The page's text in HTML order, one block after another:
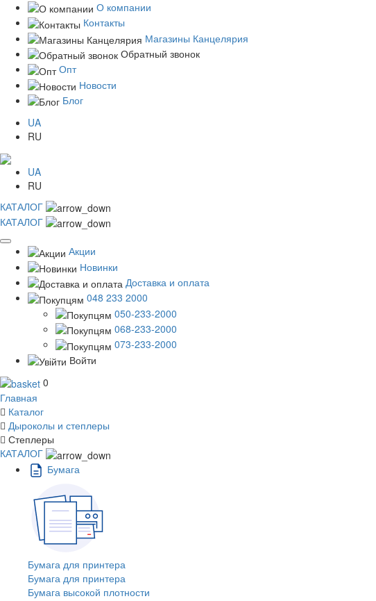
О компании
Контакты
Магазины Канцелярия
Обратный звонок
Опт
Новости
Блог
UA
RU
UA
RU
КАТАЛОГ
КАТАЛОГ
Акции
Новинки
Доставка и оплата
048 233 2000
050-233-2000
068-233-2000
073-233-2000
Войти
0
Главная
Каталог
Дыроколы и степлеры
Степлеры
КАТАЛОГ
Бумага
Бумага для принтера
Бумага для принтера
Бумага высокой плотности